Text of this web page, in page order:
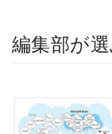
編集部が